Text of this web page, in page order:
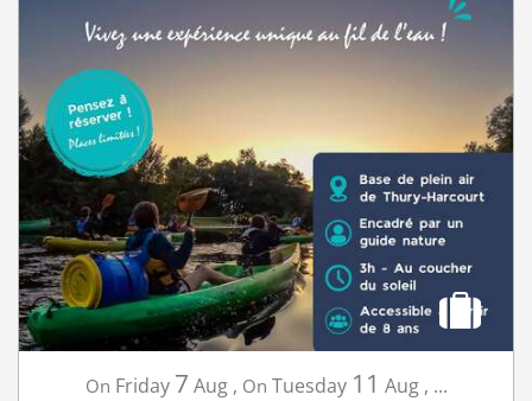
On Friday 7 Aug, On Tuesday 11 Aug, ...